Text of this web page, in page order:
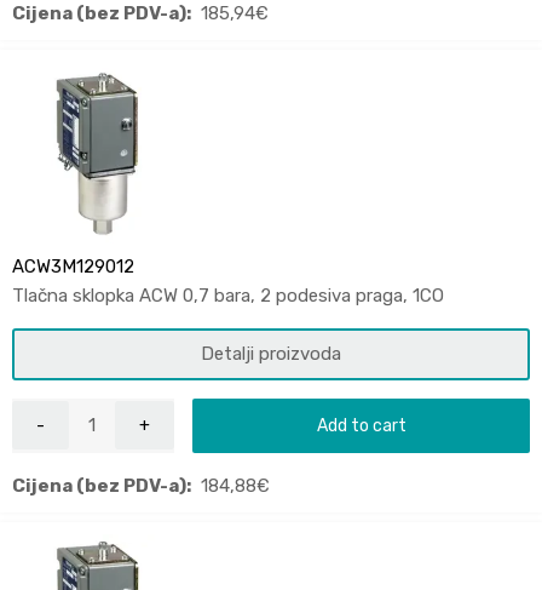
Cijena (bez PDV-a): 185,94€
ACW3M129012
Tlačna sklopka ACW 0,7 bara, 2 podesiva praga, 1CO
Detalji proizvoda
Add to cart
Cijena (bez PDV-a): 184,88€